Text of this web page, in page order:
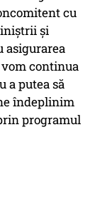
cu
și
asigurarea
continua
a putea să
îndeplinim
programul